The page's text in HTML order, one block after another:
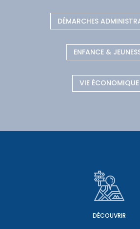
DÉMARCHES
ENFANCE &
VIE ÉCONOMIQUE
DÉCOUVRIR